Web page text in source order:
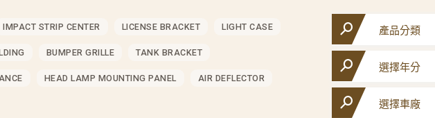
IMPACT STRIP CENTER LICENSE BRACKET LIGHT CASE
BUMPER GRILLE TANK BRACKET
HEAD LAMP MOUNTING PANEL AIR DEFLECTOR